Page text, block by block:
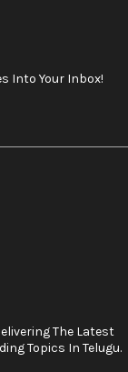
Into Your Inbox!
The Latest
Topics In Telugu.